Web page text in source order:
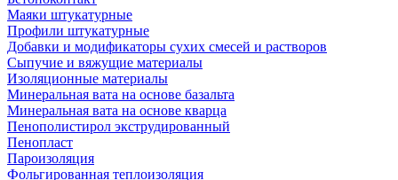
Маяки штукатурные
Профили штукатурные
Добавки и модификаторы сухих смесей и растворов
Сыпучие и вяжущие материалы
Изоляционные материалы
Минеральная вата на основе базальта
Минеральная вата на основе кварца
Пенополистирол экструдированный
Пенопласт
Пароизоляция
Фольгированная теплоизоляция